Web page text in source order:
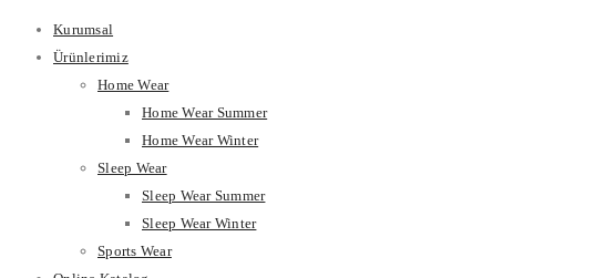
Kurumsal
Ürünlerimiz
Home Wear
Home Wear Summer
Home Wear Winter
Sleep Wear
Sleep Wear Summer
Sleep Wear Winter
Sports Wear